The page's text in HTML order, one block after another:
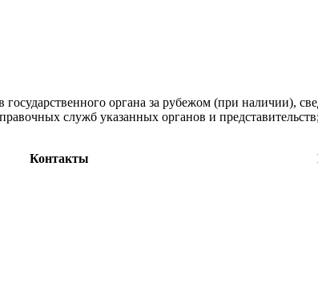
государственного органа за рубежом (при наличии),
служб указанных органов и представительств;
Контакты